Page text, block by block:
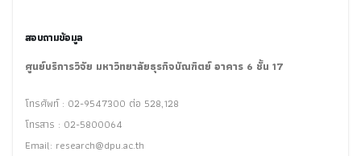
สอบถามข้อมูล
ศูนย์บริการวิจัย มหาวิทยาลัยธุรกิจบัณฑิตย์ อาคาร 6 ชั้น 17
โทรศัพท์ : 02-9547300 ต่อ 528,128
โทรสาร : 02-5800064
Email: research@dpu.ac.th